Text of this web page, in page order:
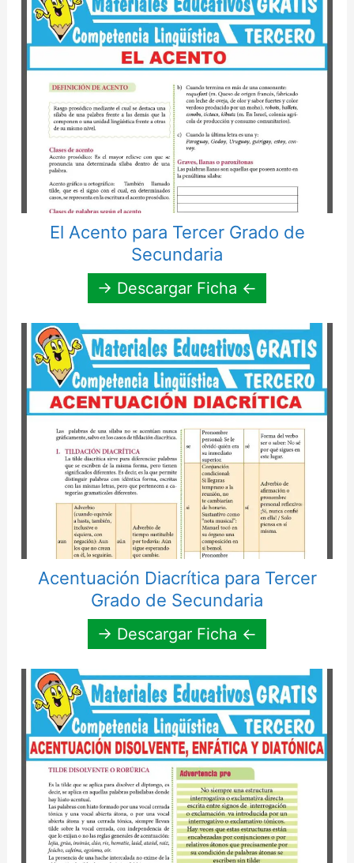
El Acento para Tercer Grado de
Secundaria
→ Descargar Ficha ←
Acentuación Diacrítica para Tercer
Grado de Secundaria
→ Descargar Ficha ←